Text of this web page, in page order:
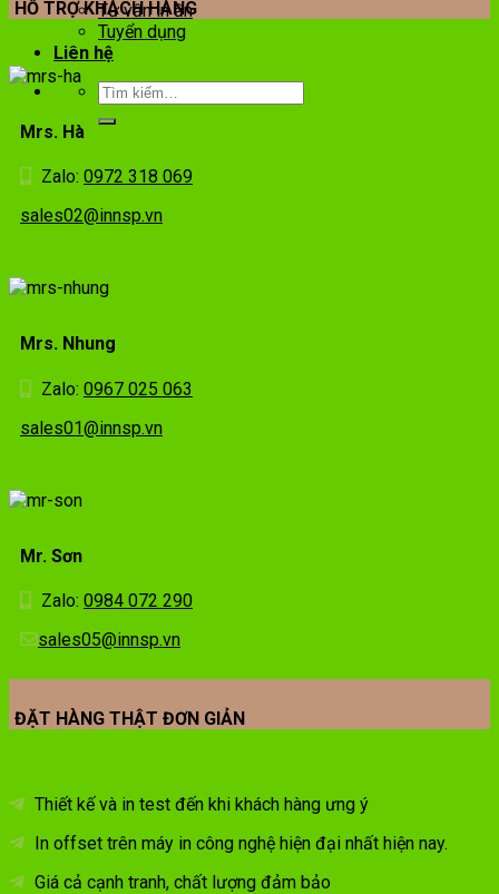
Tư vấn in ấn
Tuyển dụng
Liên hệ
HỖ TRỢ KHÁCH HÀNG
Mrs. Hà
Zalo: 0972 318 069
sales02@innsp.vn
Mrs. Nhung
Zalo: 0967 025 063
sales01@innsp.vn
Mr. Sơn
Zalo: 0984 072 290
sales05@innsp.vn
ĐẶT HÀNG THẬT ĐƠN GIẢN
Thiết kế và in test đến khi khách hàng ưng ý
In offset trên máy in công nghệ hiện đại nhất hiện nay.
Giá cả cạnh tranh, chất lượng đảm bảo